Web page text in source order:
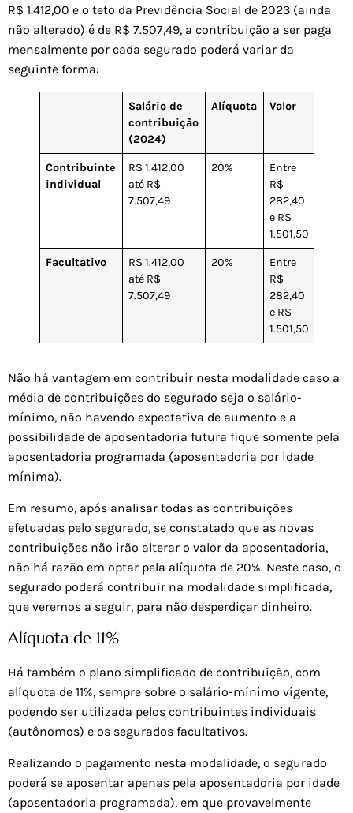
R$ 1.412,00 e o teto da Previdência Social de 2023 (ainda
não alterado) é de R$ 7.507,49, a contribuição a ser paga
mensalmente por cada segurado poderá variar da
seguinte forma:
Salário de
contribuição
(2024)
Alíquota Valor
Contribuinte
individual
R$ 1.412,00
até R$
7.507,49
20%
Entre
R$
282,40
e R$
1.501,50
Facultativo
R$ 1.412,00
até R$
7.507,49
20%
Entre
R$
282,40
e R$
1.501,50
Não há vantagem em contribuir nesta modalidade caso a
média de contribuições do segurado seja o salário-
mínimo, não havendo expectativa de aumento e a
possibilidade de aposentadoria futura fique somente pela
aposentadoria programada (aposentadoria por idade
mínima).
Em resumo, após analisar todas as contribuições
efetuadas pelo segurado, se constatado que as novas
contribuições não irão alterar o valor da aposentadoria,
não há razão em optar pela alíquota de 20%. Neste caso, o
segurado poderá contribuir na modalidade simplificada,
que veremos a seguir, para não desperdiçar dinheiro.
Alíquota de 11%
Há também o plano simplificado de contribuição, com
alíquota de 11%, sempre sobre o salário-mínimo vigente,
podendo ser utilizada pelos contribuintes individuais
(autônomos) e os segurados facultativos.
Realizando o pagamento nesta modalidade, o segurado
poderá se aposentar apenas pela aposentadoria por idade
(aposentadoria programada), em que provavelmente